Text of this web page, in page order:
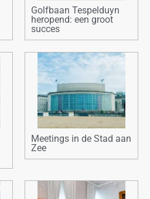
Golfbaan Tespelduyn
heropend: een groot
succes
Meetings in de Stad aan
Zee